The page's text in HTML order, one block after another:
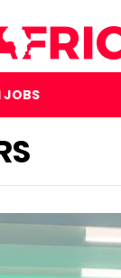
JOBS